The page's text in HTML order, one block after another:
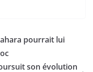
pourrait lui
son évolution